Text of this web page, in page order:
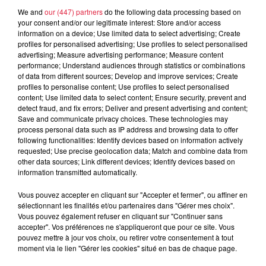
À découvrir également
We and our (447) partnersdo the following data processing based on
your consent and/or our legitimate interest: Store and/or access
information on a device; Use limited data to select advertising; Create
profiles for personalised advertising; Use profiles to select personalised
advertising; Measure advertising performance; Measure content
performance; Understand audiences through statistics or combinations
of data from different sources; Develop and improve services; Create
profiles to personalise content; Use profiles to select personalised
content; Use limited data to select content; Ensure security, prevent and
detect fraud, and fix errors; Deliver and present advertising and content;
Save and communicate privacy choices. These technologies may
process personal data such as IP address and browsing data to offer
following functionalities: Identify devices based on information actively
requested; Use precise geolocation data; Match and combine data from
other data sources; Link different devices; Identify devices based on
information transmitted automatically.
Vous pouvez accepter en cliquant sur "Accepter et fermer", ou affiner en
sélectionnant les finalités et/ou partenaires dans "Gérer mes choix".
Vous pouvez également refuser en cliquant sur "Continuer sans
accepter". Vos préférences ne s'appliqueront que pour ce site. Vous
pouvez mettre à jour vos choix, ou retirer votre consentement à tout
moment via le lien "Gérer les cookies" situé en bas de chaque page.